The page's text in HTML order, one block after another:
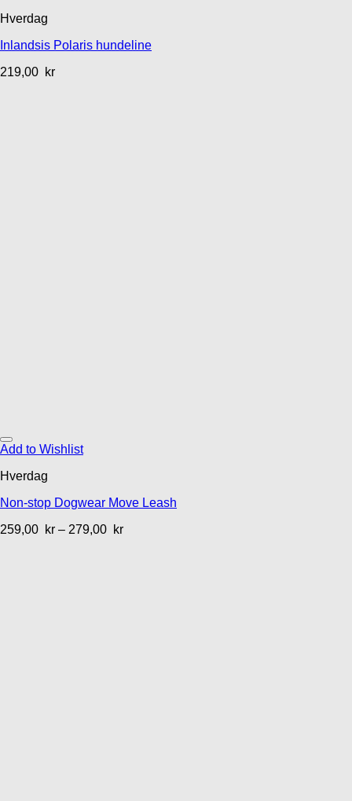
Hverdag
Inlandsis Polaris hundeline
219,00 kr
Add to Wishlist
Hverdag
Non-stop Dogwear Move Leash
259,00 kr – 279,00 kr